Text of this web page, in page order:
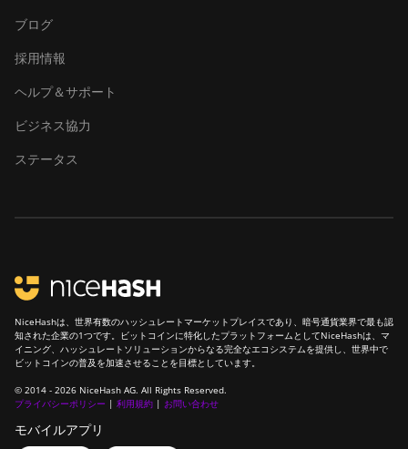
ブログ
採用情報
ヘルプ＆サポート
ビジネス協力
ステータス
NiceHashは、世界有数のハッシュレートマーケットプレイスであり、暗号通貨業界で最も認
知された企業の1つです。ビットコインに特化したプラットフォームとしてNiceHashは、マ
イニング、ハッシュレートソリューションからなる完全なエコシステムを提供し、世界中で
ビットコインの普及を加速させることを目標としています。
© 2014 - 2026 NiceHash AG. All Rights Reserved.
プライバシーポリシー | 利用規約 | お問い合わせ
モバイルアプリ